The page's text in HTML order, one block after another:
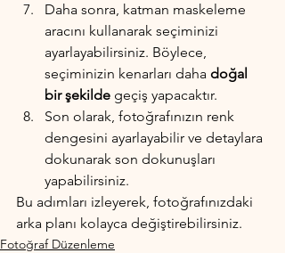
Daha sonra, katman maskeleme
aracını kullanarak seçiminizi
ayarlayabilirsiniz. Böylece,
seçiminizin kenarları daha doğal
bir şekilde geçiş yapacaktır.
Son olarak, fotoğrafınızın renk
dengesini ayarlayabilir ve detaylara
dokunarak son dokunuşları
yapabilirsiniz.
Bu adımları izleyerek, fotoğrafınızdaki
arka planı kolayca değiştirebilirsiniz.
Fotoğraf Düzenleme